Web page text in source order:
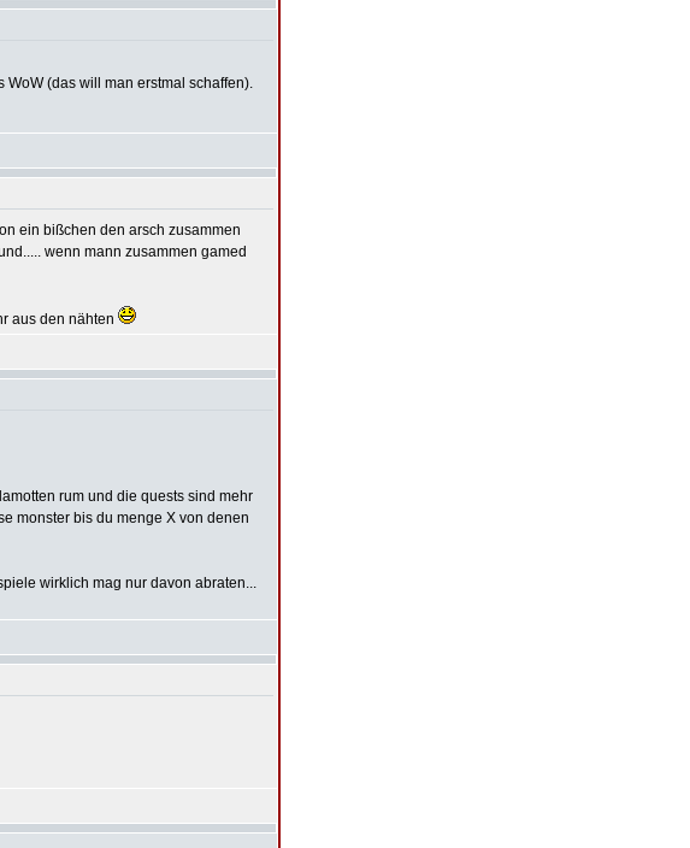
(das will man erstmal schaffen).
ein bißchen den arsch zusammen
wenn mann zusammen gamed
aus den nähten
rum und die quests sind mehr
monster bis du menge X von denen
wirklich mag nur davon abraten...